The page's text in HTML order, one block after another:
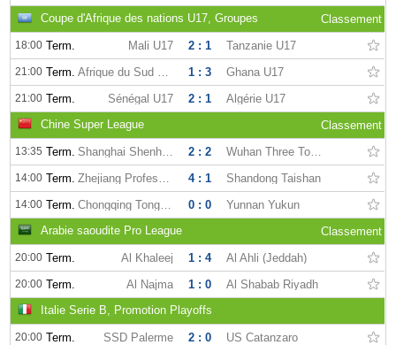
Coupe d'Afrique des nations U17, Groupes
Classement
18:00 Term. Mali U17 2 : 1 Tanzanie U17
21:00 Term. Afrique du Sud U17 1 : 3 Ghana U17
21:00 Term. Sénégal U17 2 : 1
Algérie U17
Chine Super League
Classement
13:35 Term. Shanghai Shenhua 2 : 2 Wuhan Three Towns
14:00 Term. Zhejiang Professional FC 4 : 1 Shandong Taishan
14:00 Term. Chongqing Tonglianglong 0 : 0
Yunnan Yukun
Arabie saoudite Pro League
Classement
20:00 Term. Al Khaleej 1 : 4 Al Ahli (Jeddah)
20:00 Term. Al Najma 1 : 0
Al Shabab Riyadh
Italie Serie B, Promotion Playoffs
20:00 Term. SSD Palerme 2 : 0
US Catanzaro